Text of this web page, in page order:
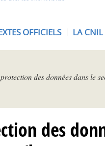
N
OFFICIELS LA CNIL
des données dans le
des